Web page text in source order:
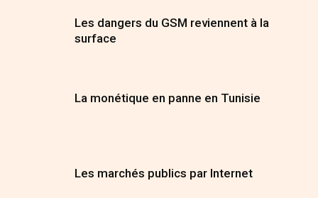
Les dangers du GSM reviennent à la
surface
La monétique en panne en Tunisie
Les marchés publics par Internet